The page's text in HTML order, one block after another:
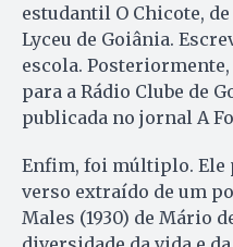
estudantil O Chicote,
Lyceu de Goiânia.
escola.
para a Rádio Clube de
publicada no jornal A
Enfim, foi múltiplo. Ele
verso extraído de um
Males (1930) de Mário